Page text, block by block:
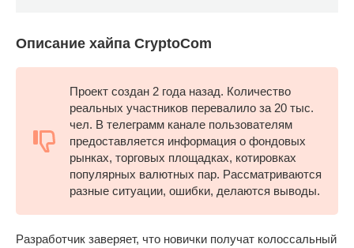
Описание хайпа CryptoCom
Проект создан 2 года назад. Количество
реальных участников перевалило за 20 тыс.
чел. В телеграмм канале пользователям
предоставляется информация о фондовых
рынках, торговых площадках, котировках
популярных валютных пар. Рассматриваются
разные ситуации, ошибки, делаются выводы.
Разработчик заверяет, что новички получат колоссальный